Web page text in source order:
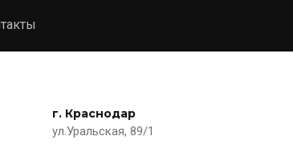
г. Краснодар
ул.Уральская, 89/1